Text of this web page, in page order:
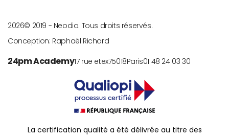
© 2019 -
2026
Neodia. Tous droits réservés.
Conception: Raphaël Richard
24pm Academy17 rue etex75018Paris01 48 24 03 30
La certification qualité a été délivrée au titre des